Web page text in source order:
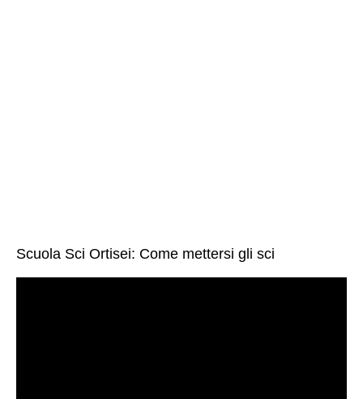
Scuola Sci Ortisei: Come mettersi gli sci